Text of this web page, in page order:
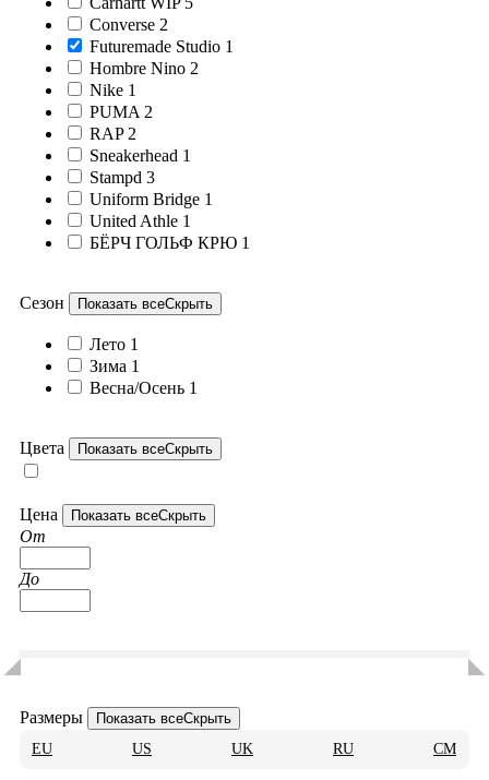
Converse 2
Futuremade Studio 1
Hombre Nino 2
Nike 1
PUMA 2
RAP 2
Sneakerhead 1
Stampd 3
Uniform Bridge 1
United Athle 1
БЁРЧ ГОЛЬФ КРЮ 1
Сезон Показать всеСкрыть
Лето 1
Зима 1
Весна/Осень 1
Цвета Показать всеСкрыть
Цена Показать всеСкрыть
От
До
Размеры Показать всеСкрыть
EU
US UK RU CM